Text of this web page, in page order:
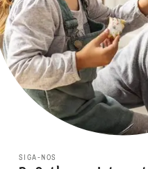
SIGA-NOS